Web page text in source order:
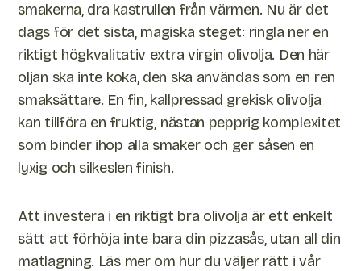
smakerna, dra kastrullen från värmen. Nu är det
dags för det sista, magiska steget: ringla ner en
riktigt högkvalitativ extra virgin olivolja. Den här
oljan ska inte koka, den ska användas som en ren
smaksättare. En fin, kallpressad grekisk olivolja
kan tillföra en fruktig, nästan pepprig komplexitet
som binder ihop alla smaker och ger såsen en
lyxig och silkeslen finish.
Att investera i en riktigt bra olivolja är ett enkelt
sätt att förhöja inte bara din pizzasås, utan all din
matlagning. Läs mer om hur du väljer rätt i vår